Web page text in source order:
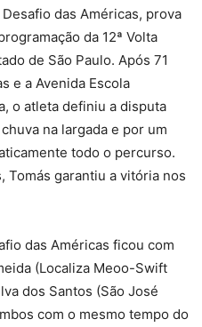
das Américas, prova
da 12ª Volta
de São Paulo. Após 71
e a Avenida Escola
o atleta definiu a disputa
na largada e por um
todo o percurso.
Tomás garantiu a vitória nos
das Américas ficou com
(Localiza Meoo-Swift
dos Santos (São José
com o mesmo tempo do